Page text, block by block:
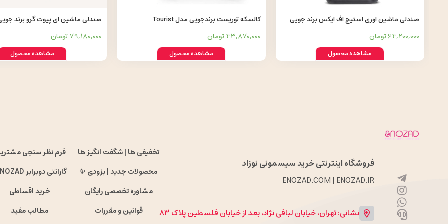
صندلی ماشین اوری استیج اف ایکس برند جویی
EVERY STAGE FX by JOIE
64,200,000 تومان
مشاهده محصول
کالسکه توریست برندجویی مدل Tourist
43,870,000 تومان
مشاهده محصول
Grow 360 شیل
79,180,000 تومان
مشاهده محصول
فروشگاه اینترنتی خرید سیسمونی نوزاد
ENOZAD.COM | ENOZAD.IR
نشانی: تهران، خیابان لبافی نژاد، بعد از خیابان فلسطین پلاک 83
تخفیفی ها | شگفت انگیز ها
فرم نظر سنجی
محصولات جدید | بزودی ✨
گارانتی دوبرابر ENOZAD !
مشاوره تخصصی رایگان
خرید اقساطی
قوانین و مقررات
مطالب مفید